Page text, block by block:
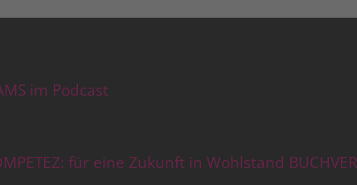
im Podcast
für eine Zukunft in Wohlstand